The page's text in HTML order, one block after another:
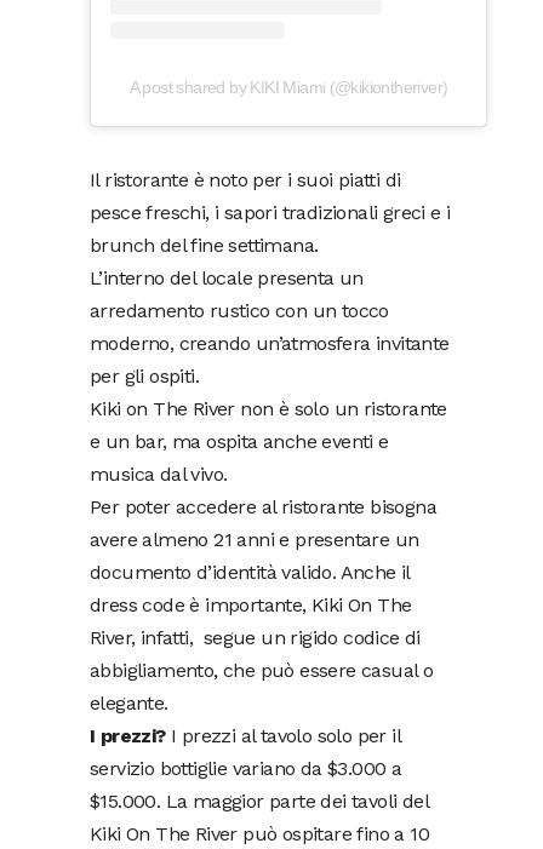
A post shared by KIKI Miami (@kikiontheriver)
Il ristorante è noto per i suoi piatti di
pesce freschi, i sapori tradizionali greci e i
brunch del fine settimana.
L’interno del locale presenta un
arredamento rustico con un tocco
moderno, creando un’atmosfera invitante
per gli ospiti.
Kiki on The River non è solo un ristorante
e un bar, ma ospita anche eventi e
musica dal vivo.
Per poter accedere al ristorante bisogna
avere almeno 21 anni e presentare un
documento d’identità valido. Anche il
dress code è importante, Kiki On The
River, infatti, segue un rigido codice di
abbigliamento, che può essere casual o
elegante.
I prezzi?I prezzi al tavolo solo per il
servizio bottiglie variano da $3.000 a
$15.000. La maggior parte dei tavoli del
Kiki On The River può ospitare fino a 10